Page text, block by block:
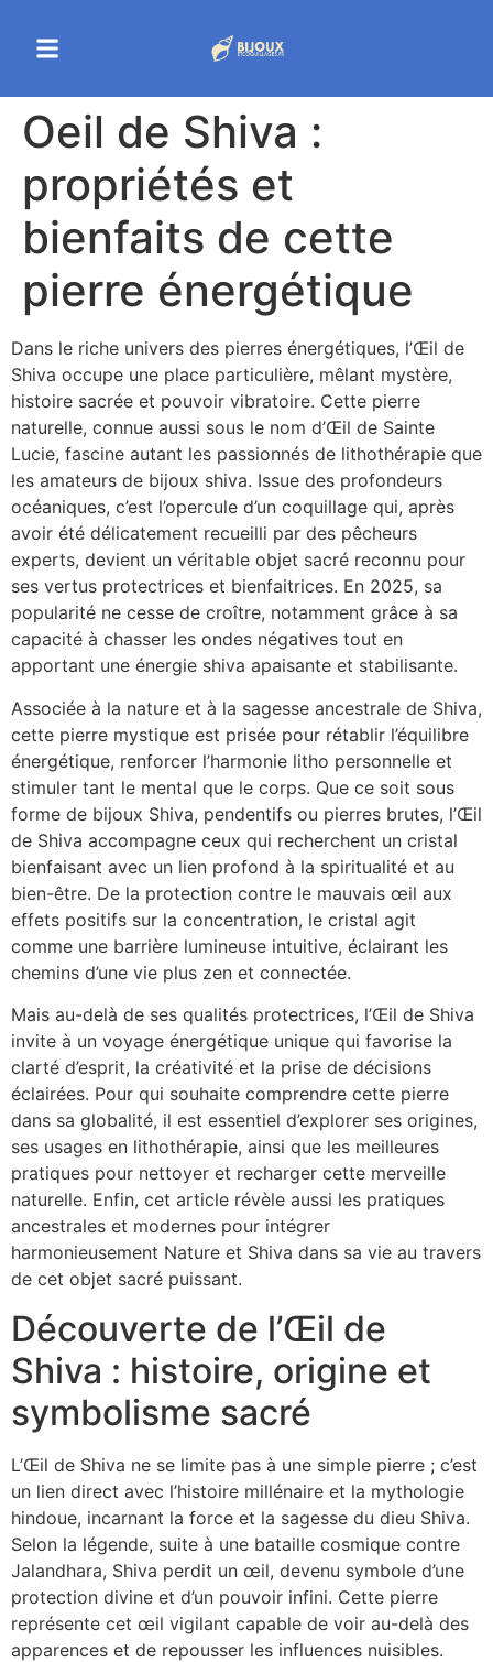
Oeil de Shiva :
propriétés et
bienfaits de cette
pierre énergétique
Dans le riche univers des pierres énergétiques, l’Œil de
Shiva occupe une place particulière, mêlant mystère,
histoire sacrée et pouvoir vibratoire. Cette pierre
naturelle, connue aussi sous le nom d’Œil de Sainte
Lucie, fascine autant les passionnés de lithothérapie que
les amateurs de bijoux shiva. Issue des profondeurs
océaniques, c’est l’opercule d’un coquillage qui, après
avoir été délicatement recueilli par des pêcheurs
experts, devient un véritable objet sacré reconnu pour
ses vertus protectrices et bienfaitrices. En 2025, sa
popularité ne cesse de croître, notamment grâce à sa
capacité à chasser les ondes négatives tout en
apportant une énergie shiva apaisante et stabilisante.
Associée à la nature et à la sagesse ancestrale de Shiva,
cette pierre mystique est prisée pour rétablir l’équilibre
énergétique, renforcer l’harmonie litho personnelle et
stimuler tant le mental que le corps. Que ce soit sous
forme de bijoux Shiva, pendentifs ou pierres brutes, l’Œil
de Shiva accompagne ceux qui recherchent un cristal
bienfaisant avec un lien profond à la spiritualité et au
bien-être. De la protection contre le mauvais œil aux
effets positifs sur la concentration, le cristal agit
comme une barrière lumineuse intuitive, éclairant les
chemins d’une vie plus zen et connectée.
Mais au-delà de ses qualités protectrices, l’Œil de Shiva
invite à un voyage énergétique unique qui favorise la
clarté d’esprit, la créativité et la prise de décisions
éclairées. Pour qui souhaite comprendre cette pierre
dans sa globalité, il est essentiel d’explorer ses origines,
ses usages en lithothérapie, ainsi que les meilleures
pratiques pour nettoyer et recharger cette merveille
naturelle. Enfin, cet article révèle aussi les pratiques
ancestrales et modernes pour intégrer
harmonieusement Nature et Shiva dans sa vie au travers
de cet objet sacré puissant.
Découverte de l’Œil de
Shiva : histoire, origine et
symbolisme sacré
L’Œil de Shiva ne se limite pas à une simple pierre ; c’est
un lien direct avec l’histoire millénaire et la mythologie
hindoue, incarnant la force et la sagesse du dieu Shiva.
Selon la légende, suite à une bataille cosmique contre
Jalandhara, Shiva perdit un œil, devenu symbole d’une
protection divine et d’un pouvoir infini. Cette pierre
représente cet œil vigilant capable de voir au-delà des
apparences et de repousser les influences nuisibles.